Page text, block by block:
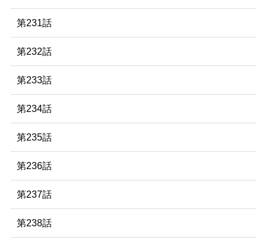
第231話
第232話
第233話
第234話
第235話
第236話
第237話
第238話